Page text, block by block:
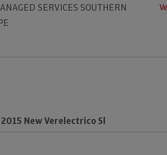
SERVICES SOUTHERN
2015 New Verelectrico Sl